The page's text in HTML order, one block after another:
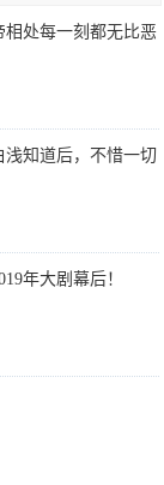
相处每一刻都无比恶
知道后，不惜一切
年大剧幕后！